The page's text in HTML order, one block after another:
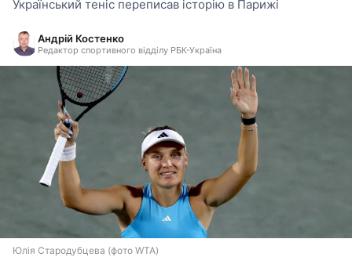
Український теніс переписав історію в Парижі
Андрій Костенко
Редактор спортивного відділу РБК-Україна
Юлія Стародубцева (фото WTA)